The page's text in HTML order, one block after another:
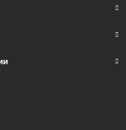
предустановлены обязательные